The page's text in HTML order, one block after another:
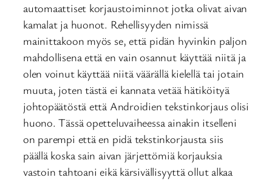
automaattiset korjaustoiminnot jotka olivat aivan
kamalat ja huonot. Rehellisyyden nimissä
mainittakoon myös se, että pidän hyvinkin paljon
mahdollisena että en vain osannut käyttää niitä ja
olen voinut käyttää niitä väärällä kielellä tai jotain
muuta, joten tästä ei kannata vetää hätiköityä
johtopäätöstä että Androidien tekstinkorjaus olisi
huono. Tässä opetteluvaiheessa ainakin itselleni
on parempi että en pidä tekstinkorjausta siis
päällä koska sain aivan järjettömiä korjauksia
vastoin tahtoani eikä kärsivällisyyttä ollut alkaa